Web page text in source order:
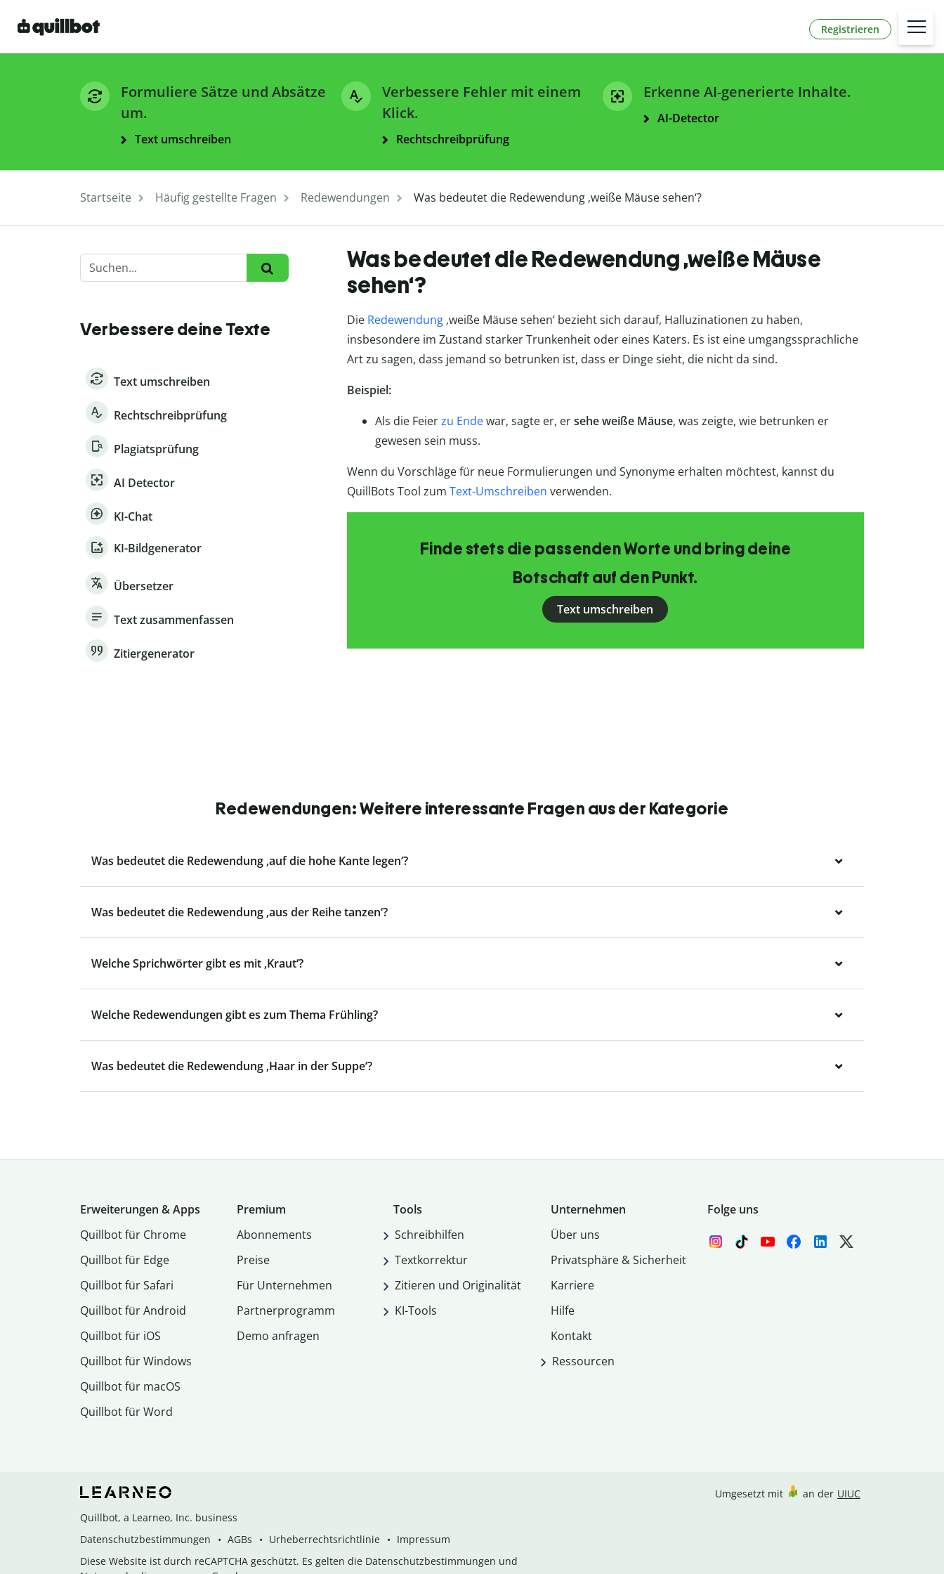
Registrieren
Formuliere Sätze und Absätze
um.
Text umschreiben
Verbessere Fehler mit einem
Klick.
Rechtschreibprüfung
Erkenne AI-generierte Inhalte.
AI-Detector
Startseite Häufig gestellte Fragen Redewendungen Was bedeutet die Redewendung ‚weiße Mäuse sehen‘?
Verbessere deine Texte
Text umschreiben
Rechtschreibprüfung
Plagiatsprüfung
AI Detector
KI-Chat
KI-Bildgenerator
Übersetzer
Text zusammenfassen
Zitiergenerator
Was bedeutet die Redewendung ‚weiße Mäuse
sehen‘?
Die Redewendung‚weiße Mäuse sehen‘ bezieht sich darauf, Halluzinationen zu haben,
insbesondere im Zustand starker Trunkenheit oder eines Katers. Es ist eine umgangssprachliche
Art zu sagen, dass jemand so betrunken ist, dass er Dinge sieht, die nicht da sind.
Beispiel:
Als die Feierzu Endewar, sagte er, ersehe weiße Mäuse, was zeigte, wie betrunken er
gewesen sein muss.
Wenn du Vorschläge für neue Formulierungen und Synonyme erhalten möchtest, kannst du
QuillBots Tool zum Text-Umschreiben verwenden.
Finde stets die passenden Worte und bring deine
Botschaft auf den Punkt.
Text umschreiben
Redewendungen: Weitere interessante Fragen aus der Kategorie
Was bedeutet die Redewendung ‚auf die hohe Kante legen‘?
Was bedeutet die Redewendung ‚aus der Reihe tanzen‘?
Welche Sprichwörter gibt es mit ‚Kraut‘?
Welche Redewendungen gibt es zum Thema Frühling?
Was bedeutet die Redewendung ‚Haar in der Suppe‘?
Erweiterungen & Apps
Quillbot für Chrome
Quillbot für Edge
Quillbot für Safari
Quillbot für Android
Quillbot für iOS
Quillbot für Windows
Quillbot für macOS
Quillbot für Word
Premium
Abon­ne­ments
Preise
Für Unternehmen
Partnerprogramm
Demo anfragen
Tools
Schreibhilfen
Textkorrektur
Zitieren und Originalität
KI-Tools
Unternehmen
Über uns
Privatsphäre & Sicherheit
Karriere
Hilfe
Kontakt
Ressourcen
Folge uns
Quillbot, a Learneo, Inc. business
Datenschutzbestimmungen
AGBs Urheberrechtsrichtlinie
Impressum
Diese Website ist durch reCAPTCHA geschützt. Es gelten die Datenschutzbestimmungen und
Umgesetzt mit an der UIUC